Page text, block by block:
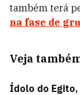
também terá
na fase de
Veja
Ídolo do Egito,